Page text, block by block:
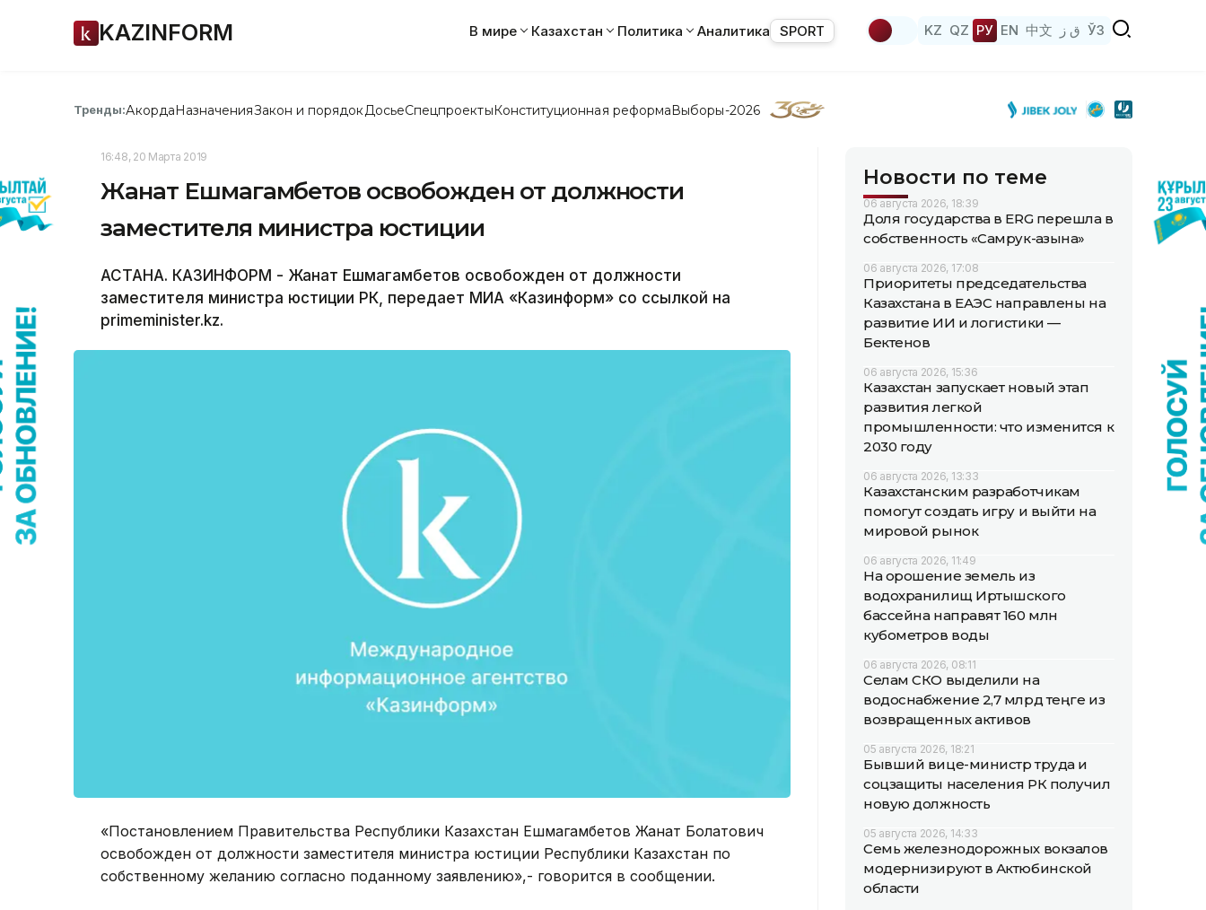
KAZINFORM В мире Казахстан Политика Аналитика SPORT KZ QZ РУ EN 中文 ق ز ЎЗ
Тренды:АкордаНазначенияЗакон и порядок ДосьеСпецпроектыКонституционная реформаВыборы-2026
16:48, 20 Марта 2019
Жанат Ешмагамбетов освобожден от должности
заместителя министра юстиции
АСТАНА. КАЗИНФОРМ - Жанат Ешмагамбетов освобожден от должности
заместителя министра юстиции РК, передает МИА «Казинформ» со ссылкой на
primeminister.kz.
«Постановлением Правительства Республики Казахстан Ешмагамбетов Жанат Болатович
освобожден от должности заместителя министра юстиции Республики Казахстан по
собственному желанию согласно поданному заявлению»,- говорится в сообщении.
Новости по теме
06 августа 2026, 18:39
Доля государства в ERG перешла в
собственность «Самрук-Қазына»
06 августа 2026, 17:08
Приоритеты председательства
Казахстана в ЕАЭС направлены на
развитие ИИ и логистики —
Бектенов
06 августа 2026, 15:36
Казахстан запускает новый этап
развития легкой
промышленности: что изменится к
2030 году
06 августа 2026, 13:33
Казахстанским разработчикам
помогут создать игру и выйти на
мировой рынок
06 августа 2026, 11:49
На орошение земель из
водохранилищ Иртышского
бассейна направят 160 млн
кубометров воды
06 августа 2026, 08:11
Селам СКО выделили на
водоснабжение 2,7 млрд теңге из
возвращенных активов
05 августа 2026, 18:21
Бывший вице-министр труда и
соцзащиты населения РК получил
новую должность
05 августа 2026, 14:33
Семь железнодорожных вокзалов
модернизируют в Актюбинской
области